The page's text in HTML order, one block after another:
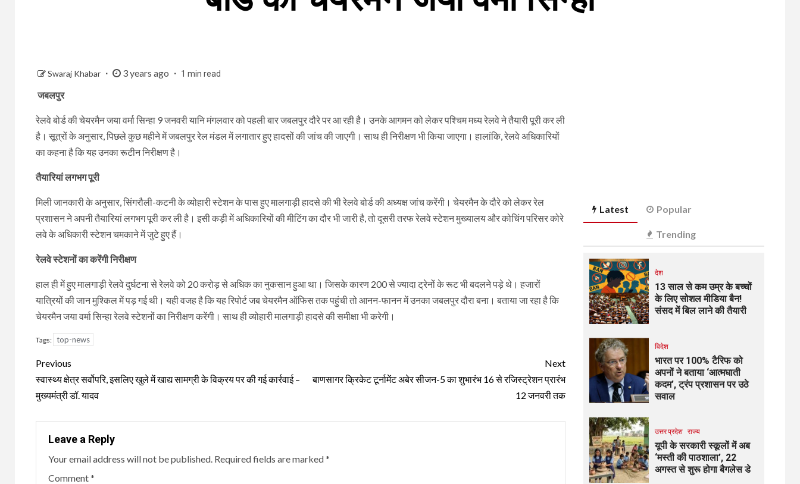
Swaraj Khabar 3 years ago 1 min read
जबलपुर
रेलवे बोर्ड की चेयरमैन जया वर्मा सिन्हा 9 जनवरी यानि मंगलवार को पहली बार जबलपुर दौरे पर आ रही है। उनके आगमन को लेकर पश्चिम मध्य रेलवे ने तैयारी पूरी कर ली
है। सूत्रों के अनुसार, पिछले कुछ महीने में जबलपुर रेल मंडल में लगातार हुए हादसों की जांच की जाएगी। साथ ही निरीक्षण भी किया जाएगा। हालांकि, रेलवे अधिकारियों
का कहना है कि यह उनका रूटीन निरीक्षण है।
तैयारियां लगभग पूरी
मिली जानकारी के अनुसार, सिंगरौली-कटनी के व्योहारी स्टेशन के पास हुए मालगाड़ी हादसे की भी रेलवे बोर्ड की अध्यक्ष जांच करेंगी। चेयरमैन के दौरे को लेकर रेल
प्रशासन ने अपनी तैयारियां लगभग पूरी कर ली है। इसी कड़ी में अधिकारियों की मीटिंग का दौर भी जारी है, तो दूसरी तरफ रेलवे स्टेशन मुख्यालय और कोचिंग परिसर कोरे
लवे के अधिकारी स्टेशन चमकाने में जुटे हुए हैं।
रेलवे स्टेशनों का करेंगी निरीक्षण
हाल ही में हुए मालगाड़ी रेलवे दुर्घटना से रेलवे को 20 करोड़ से अधिक का नुकसान हुआ था। जिसके कारण 200 से ज्यादा ट्रेनों के रूट भी बदलने पड़े थे। हजारों
यात्रियों की जान मुश्किल में पड़ गई थी। यही वजह है कि यह रिपोर्ट जब चेयरमैन ऑफिस तक पहुंची तो आनन-फानन में उनका जबलपुर दौरा बना। बताया जा रहा है कि
चेयरमैन जया वर्मा सिन्हा रेलवे स्टेशनों का निरीक्षण करेंगी। साथ ही व्योहारी मालगाड़ी हादसे की समीक्षा भी करेगी।
Tags: top-news
Continue
Reading
Previous
स्वास्थ्य क्षेत्र सर्वोपरि, इसलिए खुले में खाद्य सामग्री के विक्रय पर की गई कार्रवाई –
मुख्यमंत्री डॉ. यादव
Next
बाणसागर क्रिकेट टूर्नामेंट अबेर सीजन-5 का शुभारंभ 16 से रजिस्ट्रेशन प्रारंभ
12 जनवरी तक
Leave a Reply
Your email address will not be published. Required fields are marked*
Comment*
Latest Popular
Trending
देश
13 साल से कम उम्र के बच्चों
के लिए सोशल मीडिया बैन!
संसद में बिल लाने की तैयारी
विदेश
भारत पर 100% टैरिफ को
अपनों ने बताया ‘आत्मघाती
कदम’, ट्रंप प्रशासन पर उठे
सवाल
उत्तर प्रदेश राज्य
यूपी के सरकारी स्कूलों में अब
‘मस्ती की पाठशाला’, 22
अगस्त से शुरू होगा बैगलेस डे